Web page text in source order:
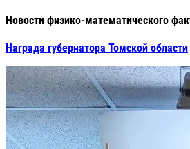
Новости физико-математического
Награда губернатора Томской области